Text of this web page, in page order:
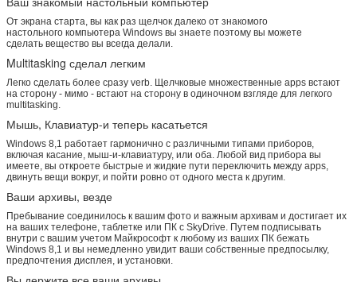
От экрана старта, вы как раз щелчок далеко от знакомого
настольного компьютера Windows вы знаете поэтому вы можете
сделать вещество вы всегда делали.
Multitasking сделал легким
Легко сделать более сразу verb. Щелчковые множественные apps встают
на сторону - мимо - встают на сторону в одиночном взгляде для легкого
multitasking.
Мышь, Клавиатур-и теперь касатьется
Windows 8,1 работает гармонично с различными типами приборов,
включая касание, мыш-и-клавиатуру, или оба. Любой вид прибора вы
имеете, вы откроете быстрые и жидкие пути переключить между apps,
двинуть вещи вокруг, и пойти ровно от одного места к другим.
Ваши архивы, везде
Пребывание соединилось к вашим фото и важным архивам и достигает их
на ваших телефоне, таблетке или ПК с SkyDrive. Путем подписывать
внутри с вашим учетом Майкрософт к любому из ваших ПК бежать
Windows 8,1 и вы немедленно увидит ваши собственные предпосылку,
предпочтения дисплея, и установки.